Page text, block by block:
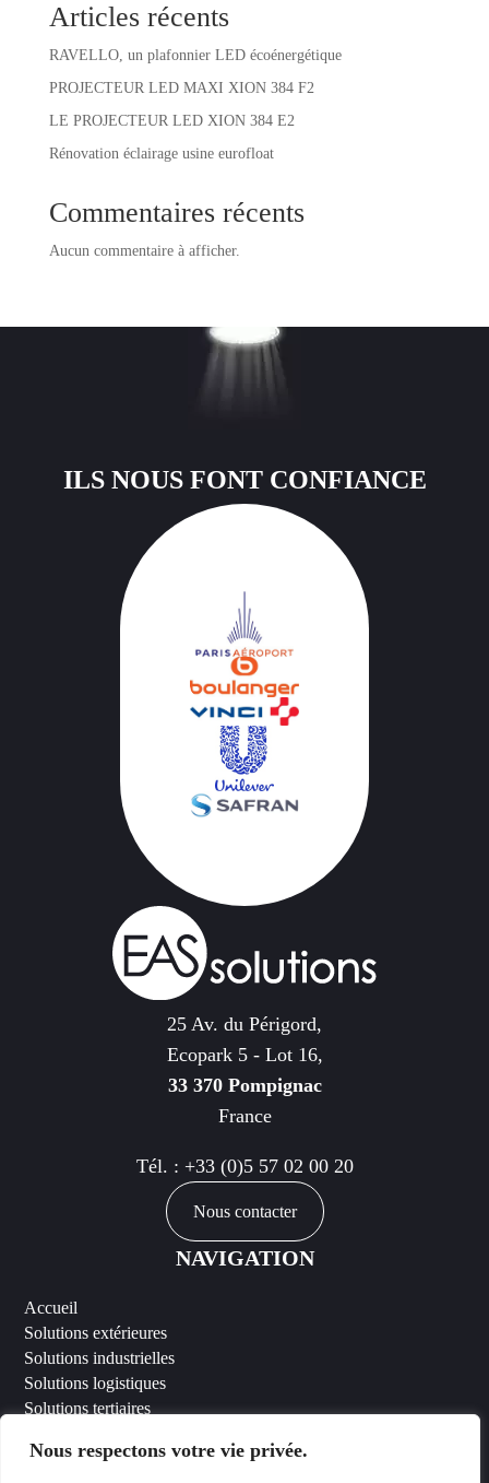
Nous respectons votre vie privée.
Articles récents
RAVELLO, un plafonnier LED écoénergétique
PROJECTEUR LED MAXI XION 384 F2
LE PROJECTEUR LED XION 384 E2
Rénovation éclairage usine eurofloat
Commentaires récents
Aucun commentaire à afficher.
ILS NOUS FONT CONFIANCE
25 Av. du Périgord,
Ecopark 5 - Lot 16,
33 370 Pompignac
France
Tél. : +33 (0)5 57 02 00 20
Nous contacter
NAVIGATION
Accueil
Solutions extérieures
Solutions industrielles
Solutions logistiques
Solutions tertiaires
Intelligence Digital Lumens / SiteWorx